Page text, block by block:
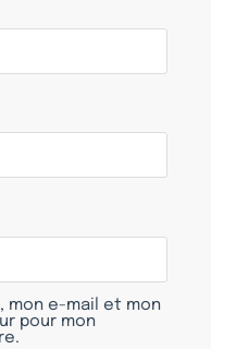
mon e-mail et mon
pour mon